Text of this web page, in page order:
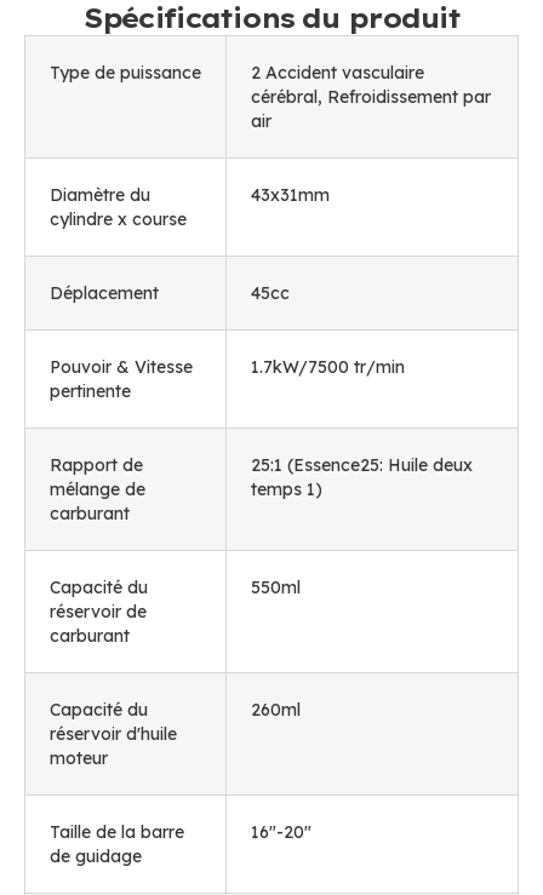
Spécifications du produit
Type de puissance
2 Accident vasculaire
cérébral, Refroidissement par
air
Diamètre du
cylindre x course
43x31mm
Déplacement 45cc
Pouvoir & Vitesse
pertinente
1.7kW/7500 tr/min
Rapport de
mélange de
carburant
25:1 (Essence25: Huile deux
temps 1)
Capacité du
réservoir de
carburant
550ml
Capacité du
réservoir d'huile
moteur
260ml
Taille de la barre
de guidage
16"-20"